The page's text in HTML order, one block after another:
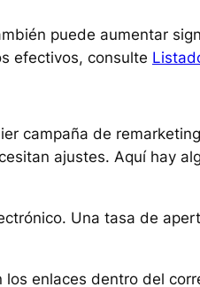
puede aumentar
efectivos, consulte
campaña de
ajustes. Aquí hay
Una tasa de
enlaces dentro del